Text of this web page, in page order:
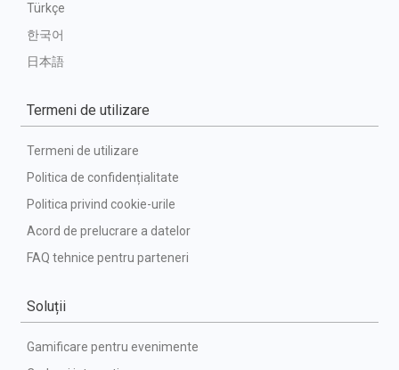
Türkçe
한국어
日本語
Termeni de utilizare
Termeni de utilizare
Politica de confidențialitate
Politica privind cookie-urile
Acord de prelucrare a datelor
FAQ tehnice pentru parteneri
Soluții
Gamificare pentru evenimente